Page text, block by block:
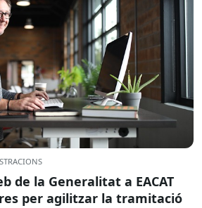
de la Generalitat a EACAT
per agilitzar la tramitació